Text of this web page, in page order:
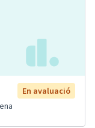
En avaluació